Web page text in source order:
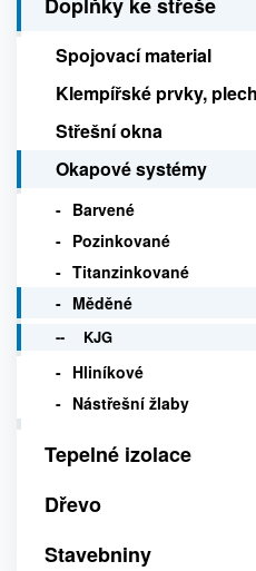
Doplňky ke střeše
Spojovací material
Klempířské prvky,
Střešní okna
Okapové systémy
Barvené
Pozinkované
Titanzinkované
Měděné
KJG
Hliníkové
Nástřešní žlaby
Tepelné izolace
Dřevo
Stavebniny